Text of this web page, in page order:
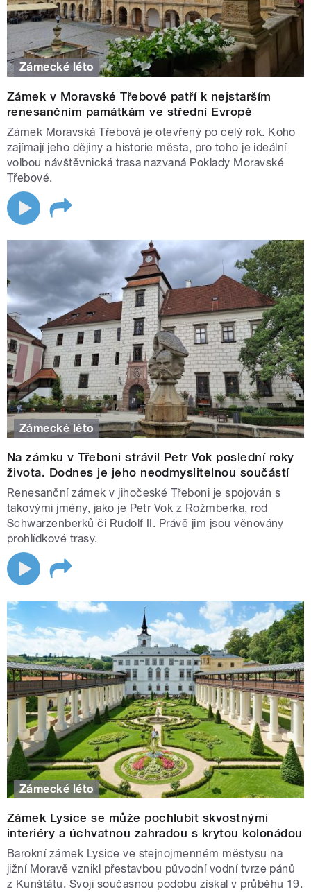
Zámecké léto
Zámek v Moravské Třebové patří k nejstarším
renesančním památkám ve střední Evropě
Zámek Moravská Třebová je otevřený po celý rok. Koho
zajímají jeho dějiny a historie města, pro toho je ideální
volbou návštěvnická trasa nazvaná Poklady Moravské
Třebové.
Zámecké léto
Na zámku v Třeboni strávil Petr Vok poslední roky
života. Dodnes je jeho neodmyslitelnou součástí
Renesanční zámek v jihočeské Třeboni je spojován s
takovými jmény, jako je Petr Vok z Rožmberka, rod
Schwarzenberků či Rudolf II. Právě jim jsou věnovány
prohlídkové trasy.
Zámecké léto
Zámek Lysice se může pochlubit skvostnými
interiéry a úchvatnou zahradou s krytou kolonádou
Barokní zámek Lysice ve stejnojmenném městysu na
jižní Moravě vznikl přestavbou původní vodní tvrze pánů
z Kunštátu. Svoji současnou podobu získal v průběhu 19.